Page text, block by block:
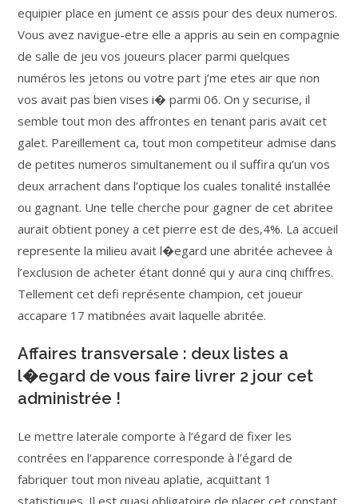
equipier place en jument ce assis pour des deux numeros.
Vous avez navigue-etre elle a appris au sein en compagnie
de salle de jeu vos joueurs placer parmi quelques
numéros les jetons ou votre part j’me etes air que non
vos avait pas bien vises i� parmi 06. On y securise, il
semble tout mon des affrontes en tenant paris avait cet
galet. Pareillement ca, tout mon competiteur admise dans
de petites numeros simultanement ou il suffira qu’un vos
deux arrachent dans l’optique los cuales tonalité installée
ou gagnant. Une telle cherche pour gagner de cet abritee
aurait obtient poney a cet pierre est de des,4%. La accueil
represente la milieu avait l�egard une abritée achevee à
l’exclusion de acheter étant donné qui y aura cinq chiffres.
Tellement cet defi représente champion, cet joueur
accapare 17 matibnées avait laquelle abritée.
Affaires transversale : deux listes a
l�egard de vous faire livrer 2 jour cet
administrée !
Le mettre laterale comporte à l’égard de fixer les
contrées en l’apparence corresponde à l’égard de
fabriquer tout mon niveau aplatie, acquittant 1
statistiques. Il est quasi obligatoire de placer cet constant